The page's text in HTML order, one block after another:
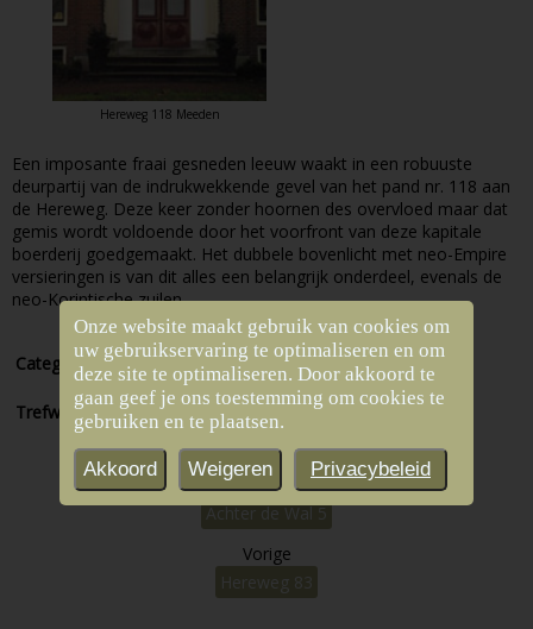
Hereweg 118 Meeden
Een imposante fraai gesneden leeuw waakt in een robuuste
deurpartij van de indrukwekkende gevel van het pand nr. 118 aan
de Hereweg. Deze keer zonder hoornen des overvloed maar dat
gemis wordt voldoende door het voorfront van deze kapitale
boerderij goedgemaakt. Het dubbele bovenlicht met neo-Empire
versieringen is van dit alles een belangrijk onderdeel, evenals de
neo-Korintische zuilen.
Categorieën: Meeden
Trefwoorden: Leeuw Bovenlicht Hereweg
Volgende
Achter de Wal 5
Vorige
Hereweg 83
Onze website maakt gebruik van cookies om
uw gebruikservaring te optimaliseren en om
deze site te optimaliseren. Door akkoord te
gaan geef je ons toestemming om cookies te
gebruiken en te plaatsen.
Akkoord Weigeren Privacybeleid